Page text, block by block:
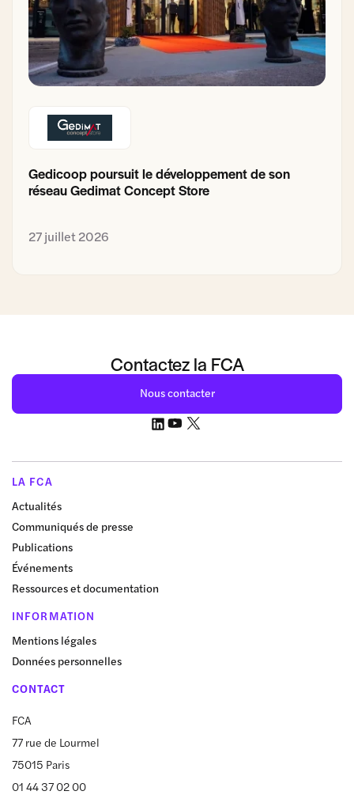
Gedicoop poursuit le développement de son
réseau Gedimat Concept Store
27 juillet 2026
Contactez la FCA
Nous contacter
LA FCA
Actualités
Communiqués de presse
Publications
Événements
Ressources et documentation
INFORMATION
Mentions légales
Données personnelles
CONTACT
FCA
77 rue de Lourmel
75015 Paris
01 44 37 02 00